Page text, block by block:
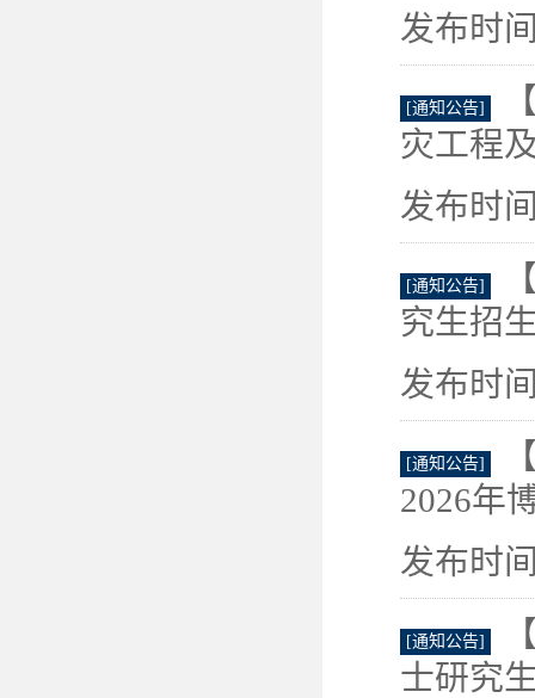
发布时
[通知公告]
灾工程
发布时
[通知公告]
究生招
发布时
[通知公告]
2026年
发布时
[通知公告]
士研究